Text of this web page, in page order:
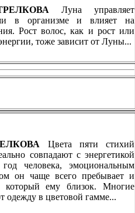
Луна управляет
в организме и влияет на
Рост волос, как и рост или
тоже зависит от Луны...
Цвета пяти стихий
совпадают с энергетикой
человека, эмоциональным
он чаще всего пребывает и
который ему близок. Многие
одежду в цветовой гамме...